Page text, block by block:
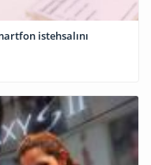
istehsalını